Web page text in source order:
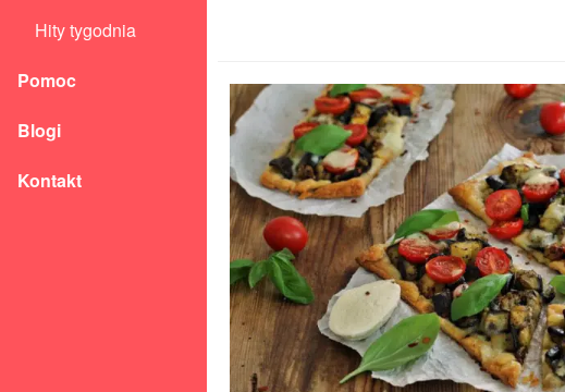
Hity tygodnia
Pomoc
Blogi
Kontakt